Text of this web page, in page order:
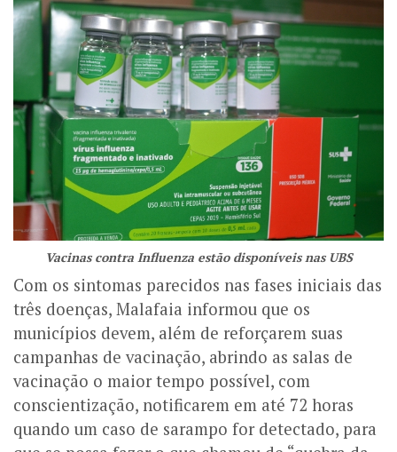
Vacinas contra Influenza estão disponíveis nas UBS
Com os sintomas parecidos nas fases iniciais das
três doenças, Malafaia informou que os
municípios devem, além de reforçarem suas
campanhas de vacinação, abrindo as salas de
vacinação o maior tempo possível, com
conscientização, notificarem em até 72 horas
quando um caso de sarampo for detectado, para